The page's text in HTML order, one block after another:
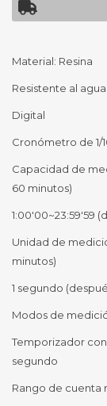
Material: Resina
Resistente al agua
Digital
Cronómetro de 1/
Capacidad de
60 minutos)
1:00'00~23:59'59
Unidad de
minutos)
1 segundo
Modos de
Temporizador
segundo
Rango de cuenta